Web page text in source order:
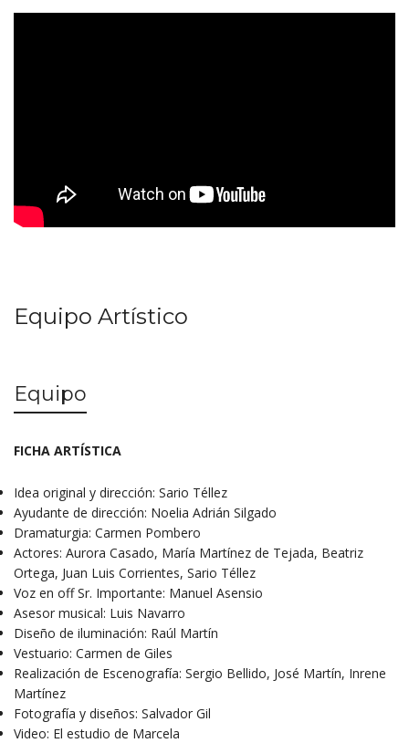
Equipo Artístico
Equipo
FICHA ARTÍSTICA
Idea original y dirección: Sario Téllez
Ayudante de dirección: Noelia Adrián Silgado
Dramaturgia: Carmen Pombero
Actores: Aurora Casado, María Martínez de Tejada, Beatriz
Ortega, Juan Luis Corrientes, Sario Téllez
Voz en off Sr. Importante: Manuel Asensio
Asesor musical: Luis Navarro
Diseño de iluminación: Raúl Martín
Vestuario: Carmen de Giles
Realización de Escenografía: Sergio Bellido, José Martín, Inrene
Martínez
Fotografía y diseños: Salvador Gil
Video: El estudio de Marcela